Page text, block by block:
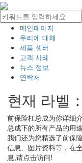
메인페이지
우리에 대해
제품 센터
고객 사례
뉴스 정보
연락처
현재 라벨：
前保险杠总成为你详细
总成下的所有产品的用
我们还为您精选了前保
信息、图片资料等，在
息,请点击访问!